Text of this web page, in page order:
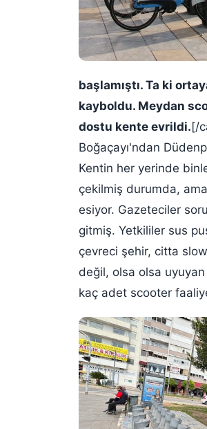
başlamıştı. Ta ki
kayboldu. Meydan
dostu kente evrildi. [/
Boğaçayı'ndan
Kentin her yerinde
çekilmiş durumda,
esiyor. Gazeteciler
gitmiş. Yetkililer sus
çevreci şehir, citta
değil, olsa olsa
kaç adet scooter